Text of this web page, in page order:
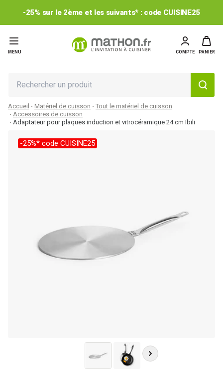
-25% sur le 2ème et les suivants* : code CUISINE25
MENU COMPTE PANIER
Accueil Matériel de cuisson
Tout le matériel de cuisson
Accessoires de cuisson
Adaptateur pour plaques induction et vitrocéramique 24 cm Ibili
-25%* code CUISINE25